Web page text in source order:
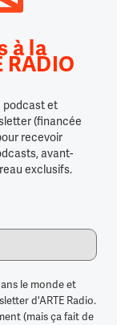
à la
RADIO
podcast et
(financée
recevoir
avant-
exclusifs.
le monde et
d'ARTE Radio.
(mais ça fait de